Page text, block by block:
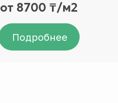
от 8700 ₸/м2
Подробнее